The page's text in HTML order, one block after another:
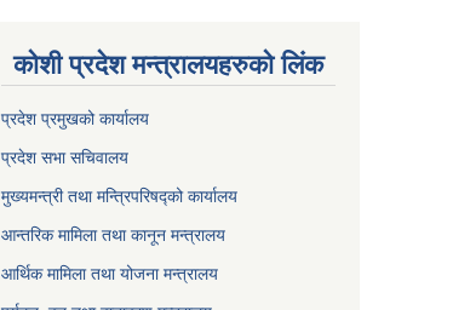
कोशी प्रदेश मन्त्रालयहरुको लिंक
प्रदेश प्रमुखको कार्यालय
प्रदेश सभा सचिवालय
मुख्यमन्त्री तथा मन्त्रिपरिषद्को कार्यालय
आन्तरिक मामिला तथा कानून मन्त्रालय
आर्थिक मामिला तथा योजना मन्त्रालय